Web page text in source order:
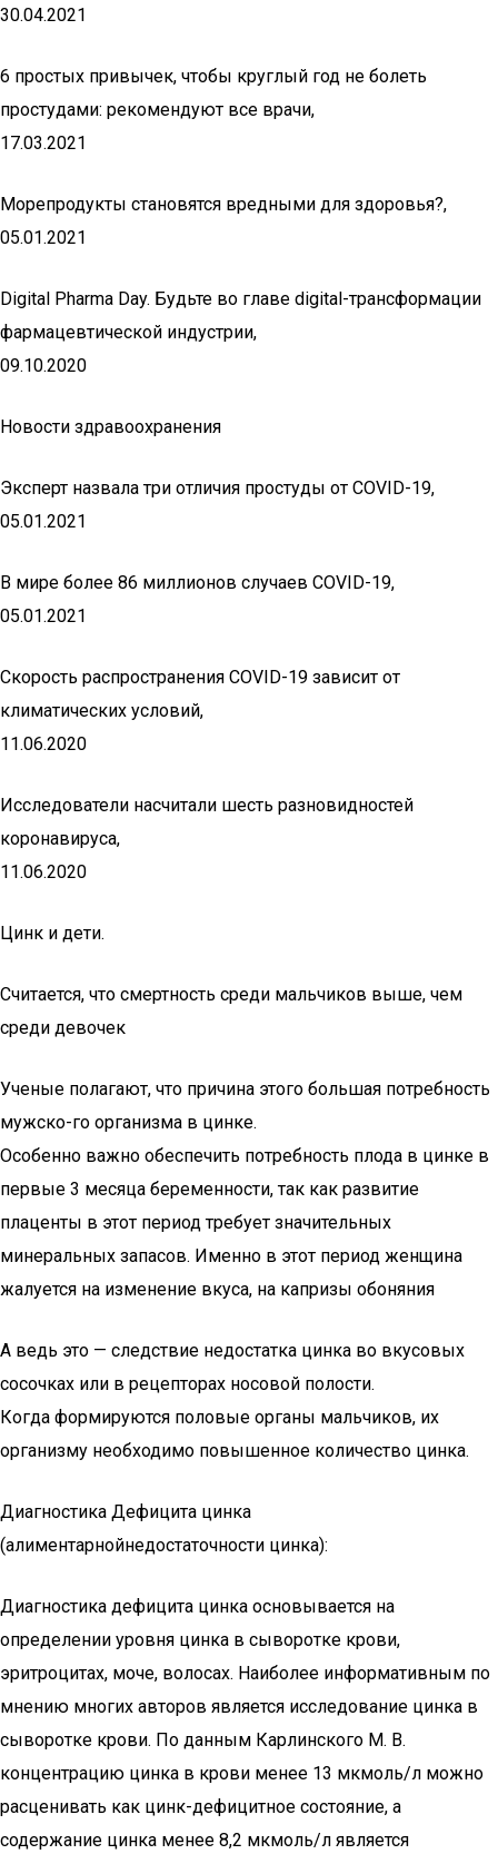
30.04.2021
6 простых привычек, чтобы круглый год не болеть
простудами: рекомендуют все врачи,
17.03.2021
Морепродукты становятся вредными для здоровья?,
05.01.2021
Digital Pharma Day. Будьте во главе digital-трансформации
фармацевтической индустрии,
09.10.2020
Новости здравоохранения
Эксперт назвала три отличия простуды от COVID-19,
05.01.2021
В мире более 86 миллионов случаев COVID-19,
05.01.2021
Скорость распространения COVID-19 зависит от
климатических условий,
11.06.2020
Исследователи насчитали шесть разновидностей
коронавируса,
11.06.2020
Цинк и дети.
Считается, что смертность среди мальчиков выше, чем
среди девочек
Ученые полагают, что причина этого большая потребность
мужско-го организма в цинке.
Особенно важно обеспечить потребность плода в цинке в
первые 3 месяца беременности, так как развитие
плаценты в этот период требует значительных
минеральных запасов. Именно в этот период женщина
жалуется на изменение вкуса, на капризы обоняния
А ведь это — следствие недостатка цинка во вкусовых
сосочках или в рецепторах носовой полости.
Когда формируются половые органы мальчиков, их
организму необходимо повышенное количество цинка.
Диагностика Дефицита цинка
(алиментарнойнедостаточности цинка):
Диагностика дефицита цинка основывается на
определении уровня цинка в сыворотке крови,
эритроцитах, моче, волосах. Наиболее информативным по
мнению многих авторов является исследование цинка в
сыворотке крови. По данным Карлинского М. В.
концентрацию цинка в крови менее 13 мкмоль/л можно
расценивать как цинк-дефицитное состояние, а
содержание цинка менее 8,2 мкмоль/л является